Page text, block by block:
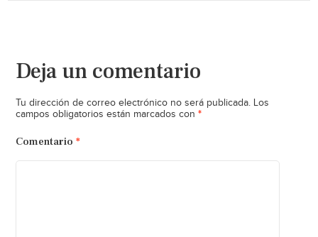
Deja un comentario
Tu dirección de correo electrónico no será publicada. Los
campos obligatorios están marcados con *
Comentario *